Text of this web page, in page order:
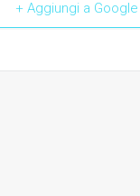
+ Aggiungi a